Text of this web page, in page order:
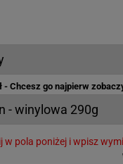
- Chcesz go najpierw
w pola poniżej i wpisz